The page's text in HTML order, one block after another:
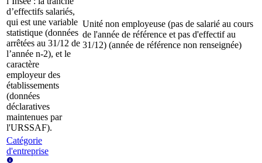
d’effectifs salariés,
qui est une variable
statistique (données
arrêtées au 31/12 de
l’année n-2), et le
caractère
employeur des
établissements
(données
déclaratives
maintenues par
l'URSSAF).
Unité non employeuse (pas de salarié au cours
de l'année de référence et pas d'effectif au
31/12) (année de référence non renseignée)
Catégorie
d'entreprise